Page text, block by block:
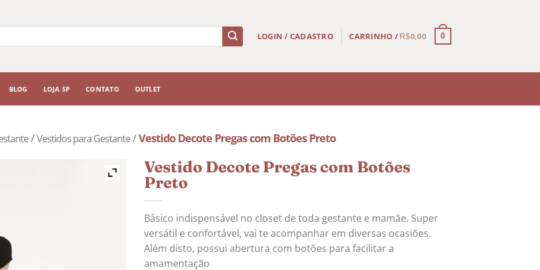
LOGIN / CADASTRO CARRINHO / R$0,00 0
BLOG LOJA SP CONTATO OUTLET
/Vestidos para Gestante/Vestido Decote Pregas com Botões Preto
Vestido Decote Pregas com Botões
Preto
Básico indispensável no closet de toda gestante e mamãe. Super
versátil e confortável, vai te acompanhar em diversas ocasiões.
Além disto, possui abertura com botões para facilitar a
amamentação